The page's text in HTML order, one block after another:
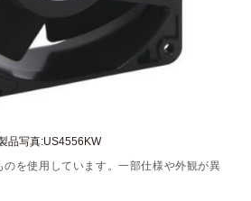
品写真:US4556KW
を使用しています。一部仕様や外観が異